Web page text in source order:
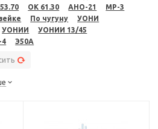
OK 61.30 АНО-21
МР-3
По чугуну
УОНИ
УОНИИ
УОНИИ 13/45
Э50А